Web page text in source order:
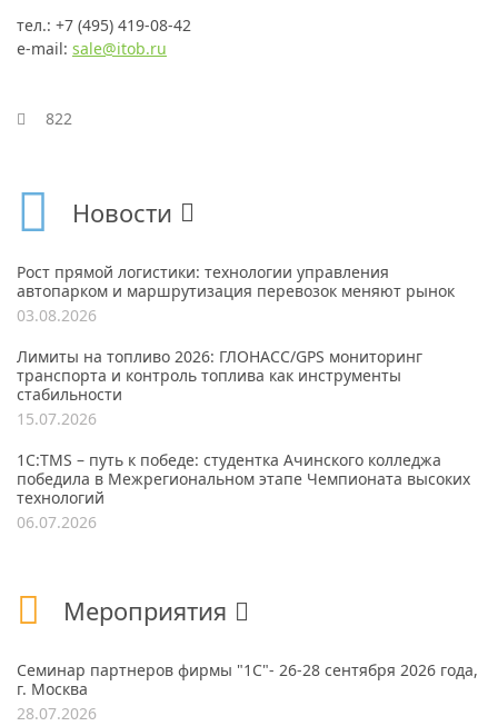
тел.: +7 (495) 419-08-42
e-mail: sale@itob.ru
822
Новости
Рост прямой логистики: технологии управления
автопарком и маршрутизация перевозок меняют рынок
03.08.2026
Лимиты на топливо 2026: ГЛОНАСС/GPS мониторинг
транспорта и контроль топлива как инструменты
стабильности
15.07.2026
1С:TMS – путь к победе: студентка Ачинского колледжа
победила в Межрегиональном этапе Чемпионата высоких
технологий
06.07.2026
Мероприятия
Семинар партнеров фирмы "1С"- 26-28 сентября 2026 года,
г. Москва
28.07.2026